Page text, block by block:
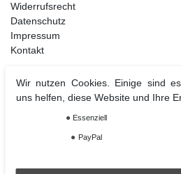
Widerrufsrecht
Datenschutz
Impressum
Kontakt
Weihnachtsdeko
Christbaumschmuck
Christbaumkugel
Wir nutzen Cookies. Einige sind
uns helfen, diese Website und Ihre
Essenziell
PayPal